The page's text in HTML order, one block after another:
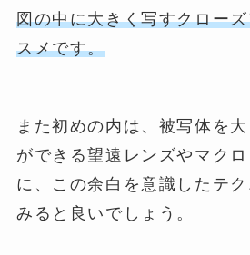
図の中に大きく写すクロー
スメです。
また初めの内は、被写体を
ができる望遠レンズやマク
に、この余白を意識したテ
みると良いでしょう。